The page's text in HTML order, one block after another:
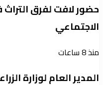
حضور لافت لفرق
الاجتماعي
منذ 8 ساعات
المدير العام لوزارة